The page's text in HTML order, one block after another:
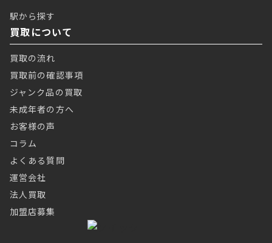
駅から探す
買取について
買取の流れ
買取前の確認事項
ジャンク品の買取
未成年者の方へ
お客様の声
コラム
よくある質問
運営会社
法人買取
加盟店募集